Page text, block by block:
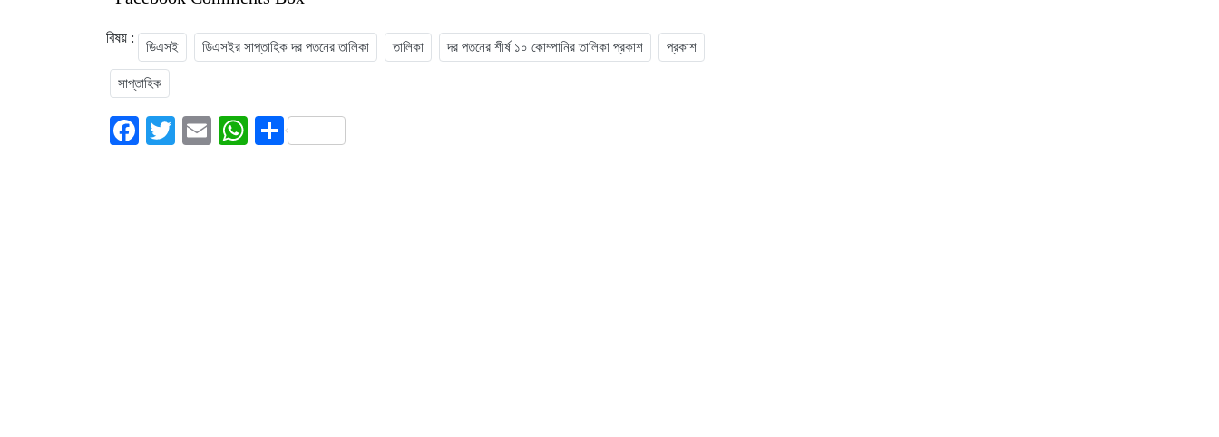
বিষয় :
ডিএসই ডিএসইর সাপ্তাহিক দর পতনের তালিকা তালিকা দর পতনের শীর্ষ ১০ কোম্পানির তালিকা প্রকাশ প্রকাশ
সাপ্তাহিক
Facebook
Twitter
EmailWhatsApp
Share